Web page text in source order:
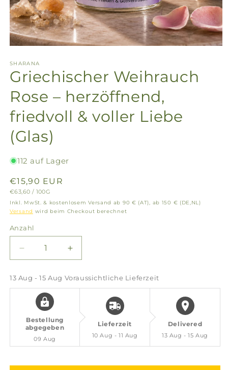
SHARANA
Griechischer Weihrauch
Rose – herzöffnend,
friedvoll & voller Liebe
(Glas)
112 auf Lager
Normaler
Preis
€15,90 EUR
GRUNDPREIS
€63,60 / PRO
100G
Inkl. MwSt. & kostenlosem Versand ab 90 € (AT), ab 150 € (DE,NL)
Versand wird beim Checkout berechnet
Anzahl
Verringere
die
Menge
für
Griechischer
Weihrauch
Rose
–
herzöffnend,
friedvoll
Erhöhe
die
Menge
Griechischer
Weihrauch
Rose
herzöffnend,
friedvoll
13 Aug - 15 Aug Voraussichtliche Lieferzeit
Bestellung
abgegeben
09 Aug
Lieferzeit
10 Aug - 11 Aug
Delivered
13 Aug - 15 Aug